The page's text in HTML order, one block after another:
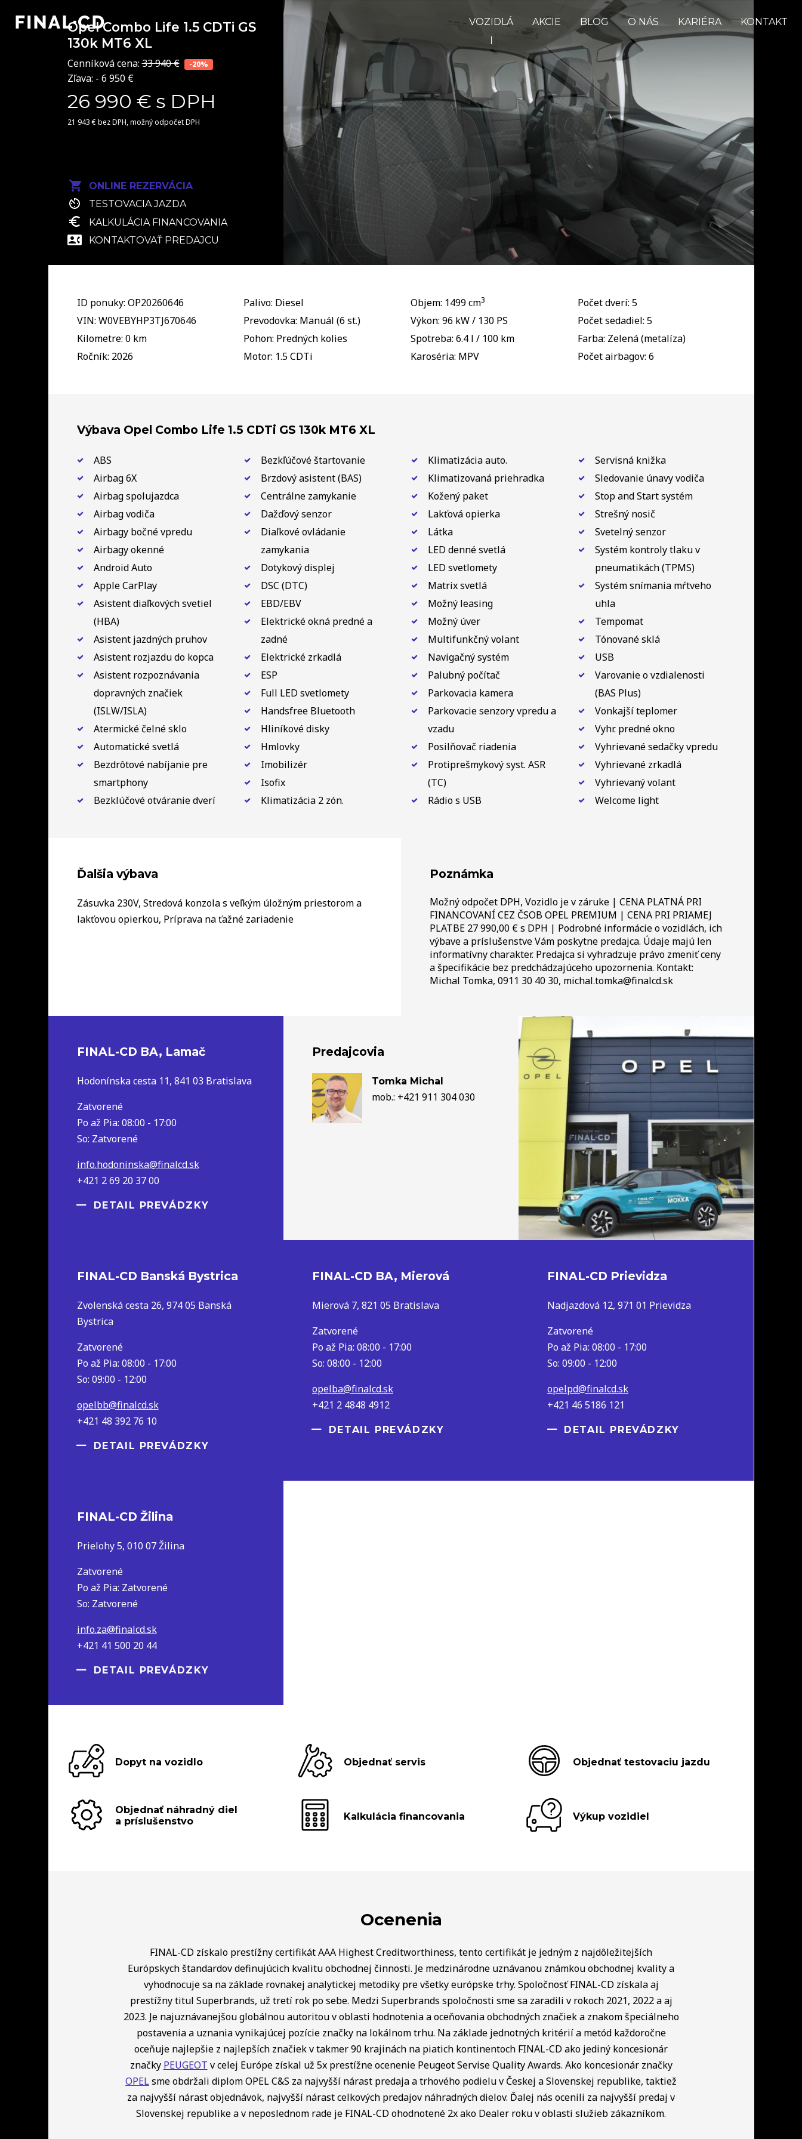
VOZIDLÁ AKCIE BLOG O NÁS KARIÉRA KONTAKT
Opel Combo Life 1.5 CDTi GS
130k MT6 XL
Cenníková cena:33 940 € -20%
Zľava: - 6 950 €
26 990 € s DPH
21 943 € bez DPH, možný odpočet DPH
ONLINE REZERVÁCIA
TESTOVACIA JAZDA
KALKULÁCIA FINANCOVANIA
KONTAKTOVAŤ PREDAJCU
ID ponuky: OP20260646
VIN: W0VEBYHP3TJ670646
Kilometre: 0 km
Ročník: 2026
Palivo: Diesel
Prevodovka: Manuál (6 st.)
Pohon: Predných kolies
Motor: 1.5 CDTi
Objem: 1499 cm3
Výkon: 96 kW / 130 PS
Spotreba: 6.4 l / 100 km
Karoséria: MPV
Počet dverí: 5
Počet sedadiel: 5
Farba: Zelená (metalíza)
Počet airbagov: 6
Výbava Opel Combo Life 1.5 CDTi GS 130k MT6 XL
ABS
Airbag 6X
Airbag spolujazdca
Airbag vodiča
Airbagy bočné vpredu
Airbagy okenné
Android Auto
Apple CarPlay
Asistent diaľkových svetiel
(HBA)
Asistent jazdných pruhov
Asistent rozjazdu do kopca
Asistent rozpoznávania
dopravných značiek
(ISLW/ISLA)
Atermické čelné sklo
Automatické svetlá
Bezdrôtové nabíjanie pre
smartphony
Bezklúčové otváranie dverí
Bezkľúčové štartovanie
Brzdový asistent (BAS)
Centrálne zamykanie
Dažďový senzor
Diaľkové ovládanie
zamykania
Dotykový displej
DSC (DTC)
EBD/EBV
Elektrické okná predné a
zadné
Elektrické zrkadlá
ESP
Full LED svetlomety
Handsfree Bluetooth
Hliníkové disky
Hmlovky
Imobilizér
Isofix
Klimatizácia 2 zón.
Klimatizácia auto.
Klimatizovaná priehradka
Kožený paket
Lakťová opierka
Látka
LED denné svetlá
LED svetlomety
Matrix svetlá
Možný leasing
Možný úver
Multifunkčný volant
Navigačný systém
Palubný počítač
Parkovacia kamera
Parkovacie senzory vpredu a
vzadu
Posilňovač riadenia
Protiprešmykový syst. ASR
(TC)
Rádio s USB
Servisná knižka
Sledovanie únavy vodiča
Stop and Start systém
Strešný nosič
Svetelný senzor
Systém kontroly tlaku v
pneumatikách (TPMS)
Systém snímania mŕtveho
uhla
Tempomat
Tónované sklá
USB
Varovanie o vzdialenosti
(BAS Plus)
Vonkajší teplomer
Vyhr. predné okno
Vyhrievané sedačky vpredu
Vyhrievané zrkadlá
Vyhrievaný volant
Welcome light
Ďalšia výbava
Zásuvka 230V, Stredová konzola s veľkým úložným priestorom a
lakťovou opierkou, Príprava na ťažné zariadenie
Poznámka
Možný odpočet DPH, Vozidlo je v záruke | CENA PLATNÁ PRI
FINANCOVANÍ CEZ ČSOB OPEL PREMIUM | CENA PRI PRIAMEJ
PLATBE 27 990,00 € s DPH | Podrobné informácie o vozidlách, ich
výbave a príslušenstve Vám poskytne predajca. Údaje majú len
informatívny charakter. Predajca si vyhradzuje právo zmeniť ceny
a špecifikácie bez predchádzajúceho upozornenia. Kontakt:
Michal Tomka, 0911 30 40 30, michal.tomka@finalcd.sk
FINAL-CD BA, Lamač
Hodonínska cesta 11, 841 03 Bratislava
Zatvorené
Po až Pia: 08:00 - 17:00
So: Zatvorené
info.hodoninska@finalcd.sk
+421 2 69 20 37 00
DETAIL PREVÁDZKY
Predajcovia
Tomka Michal
mob.: +421 911 304 030
FINAL-CD Banská Bystrica
Zvolenská cesta 26, 974 05 Banská
Bystrica
Zatvorené
Po až Pia: 08:00 - 17:00
So: 09:00 - 12:00
opelbb@finalcd.sk
+421 48 392 76 10
DETAIL PREVÁDZKY
FINAL-CD BA, Mierová
Mierová 7, 821 05 Bratislava
Zatvorené
Po až Pia: 08:00 - 17:00
So: 08:00 - 12:00
opelba@finalcd.sk
+421 2 4848 4912
DETAIL PREVÁDZKY
FINAL-CD Prievidza
Nadjazdová 12, 971 01 Prievidza
Zatvorené
Po až Pia: 08:00 - 17:00
So: 09:00 - 12:00
opelpd@finalcd.sk
+421 46 5186 121
DETAIL PREVÁDZKY
FINAL-CD Žilina
Prielohy 5, 010 07 Žilina
Zatvorené
Po až Pia: Zatvorené
So: Zatvorené
info.za@finalcd.sk
+421 41 500 20 44
DETAIL PREVÁDZKY
Dopyt na vozidlo Objednať servis Objednať testovaciu jazdu
Objednať náhradný diel
a príslušenstvo
Kalkulácia financovania Výkup vozidiel
Ocenenia
FINAL-CD získalo prestížny certifikát AAA Highest Creditworthiness, tento certifikát je jedným z najdôležitejších
Európskych štandardov definujúcich kvalitu obchodnej činnosti. Je medzinárodne uznávanou známkou obchodnej kvality a
vyhodnocuje sa na základe rovnakej analytickej metodiky pre všetky európske trhy. Spoločnosť FINAL-CD získala aj
prestížny titul Superbrands, už tretí rok po sebe. Medzi Superbrands spoločnosti sme sa zaradili v rokoch 2021, 2022 a aj
2023. Je najuznávanejšou globálnou autoritou v oblasti hodnotenia a oceňovania obchodných značiek a znakom špeciálneho
postavenia a uznania vynikajúcej pozície značky na lokálnom trhu. Na základe jednotných kritérií a metód každoročne
oceňuje najlepšie z najlepších značiek v takmer 90 krajinách na piatich kontinentoch FINAL-CD ako jediný koncesionár
značky PEUGEOT v celej Európe získal už 5x prestížne ocenenie Peugeot Servise Quality Awards. Ako koncesionár značky
OPELsme obdržali diplom OPEL C&S za najvyšší nárast predaja a trhového podielu v Českej a Slovenskej republike, taktiež
za najvyšší nárast objednávok, najvyšší nárast celkových predajov náhradných dielov. Ďalej nás ocenili za najvyšší predaj v
Slovenskej republike a v neposlednom rade je FINAL-CD ohodnotené 2x ako Dealer roku v oblasti služieb zákazníkom.